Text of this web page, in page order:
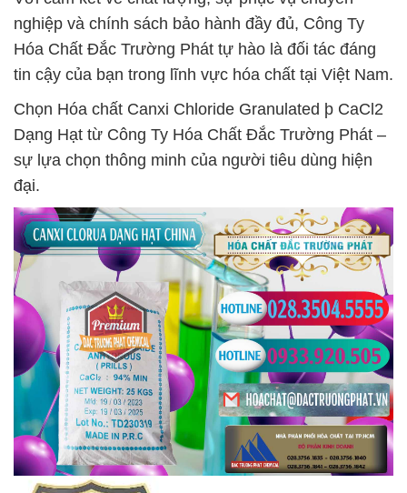
nghiệp và chính sách bảo hành đầy đủ, Công Ty
Hóa Chất Đắc Trường Phát tự hào là đối tác đáng
tin cậy của bạn trong lĩnh vực hóa chất tại Việt Nam.
Chọn Hóa chất Canxi Chloride Granulated þ CaCl2
Dạng Hạt từ Công Ty Hóa Chất Đắc Trường Phát –
sự lựa chọn thông minh của người tiêu dùng hiện
đại.